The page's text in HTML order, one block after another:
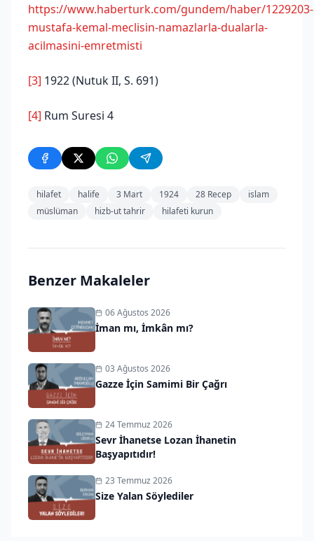
https://www.haberturk.com/gundem/haber/1229203-
mustafa-kemal-meclisin-namazlarla-dualarla-
acilmasini-emretmisti
[3] 1922 (Nutuk II, S. 691)
[4] Rum Suresi 4
hilafet halife 3 Mart 1924 28 Recep
islam
müslüman
hizb-ut tahrir hilafeti kurun
Benzer Makaleler
06 Ağustos 2026
İman mı, İmkân mı?
03 Ağustos 2026
Gazze İçin Samimi Bir Çağrı
24 Temmuz 2026
Sevr İhanetse Lozan İhanetin
Başyapıtıdır!
23 Temmuz 2026
Size Yalan Söylediler